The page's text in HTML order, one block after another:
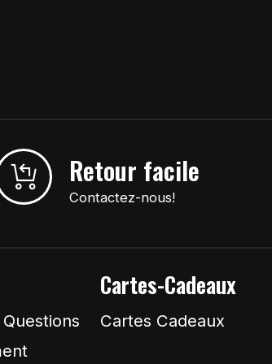
Retour facile
Contactez-nous!
Cartes-Cadeaux
Cartes Cadeaux